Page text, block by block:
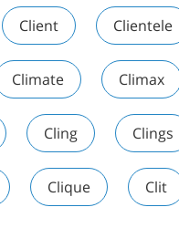
Client Clientele
Climate Climax
Cling Clings
Clique Clit